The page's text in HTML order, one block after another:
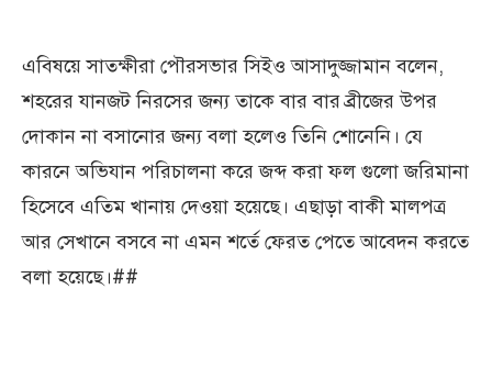
এবিষয়ে সাতক্ষীরা পৌরসভার সিইও আসাদুজ্জামান বলেন,
শহরের যানজট নিরসের জন্য তাকে বার বার ব্রীজের উপর
দোকান না বসানোর জন্য বলা হলেও তিনি শোনেনি। যে
কারনে অভিযান পরিচালনা করে জব্দ করা ফল গুলো জরিমানা
হিসেবে এতিম খানায় দেওয়া হয়েছে। এছাড়া বাকী মালপত্র
আর সেখানে বসবে না এমন শর্তে ফেরত পেতে আবেদন করতে
বলা হয়েছে।##